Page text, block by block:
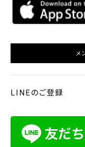
メ
LINEのご登録